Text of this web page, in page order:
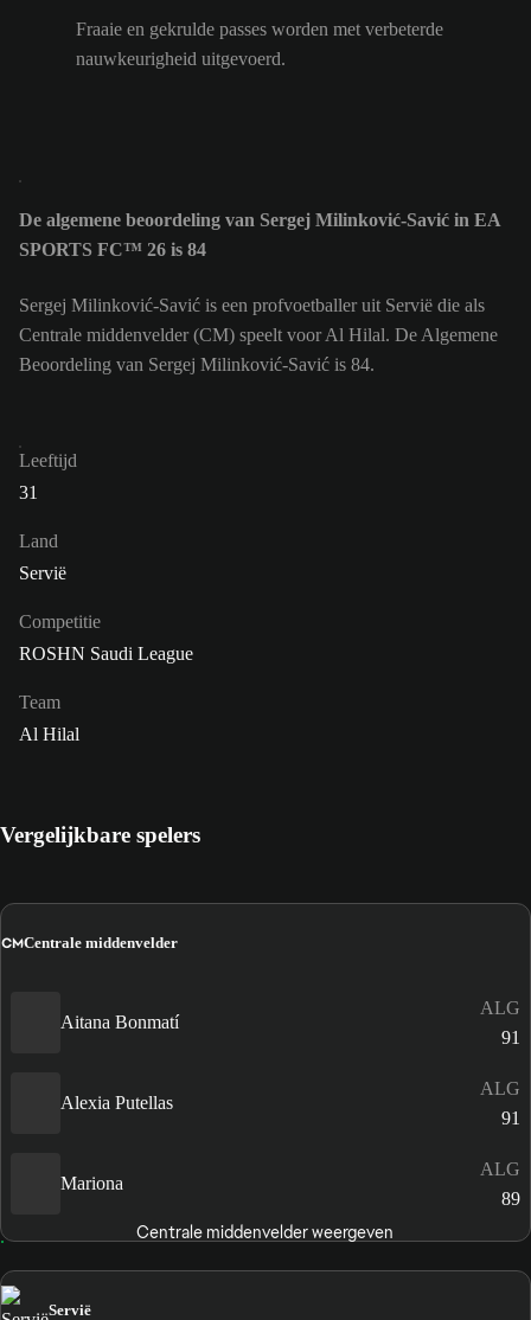
Fraaie en gekrulde passes worden met verbeterde
nauwkeurigheid uitgevoerd.
De algemene beoordeling van Sergej Milinković-Savić in EA
SPORTS FC™ 26 is 84
Sergej Milinković-Savić is een profvoetballer uit Servië die als
Centrale middenvelder (CM) speelt voor Al Hilal. De Algemene
Beoordeling van Sergej Milinković-Savić is 84.
Leeftijd
31
Land
Servië
Competitie
ROSHN Saudi League
Team
Al Hilal
Vergelijkbare spelers
CMCentrale middenvelder
Aitana Bonmatí
ALG
91
Alexia Putellas
ALG
91
Mariona
ALG
89
Centrale middenvelder weergeven
Servië